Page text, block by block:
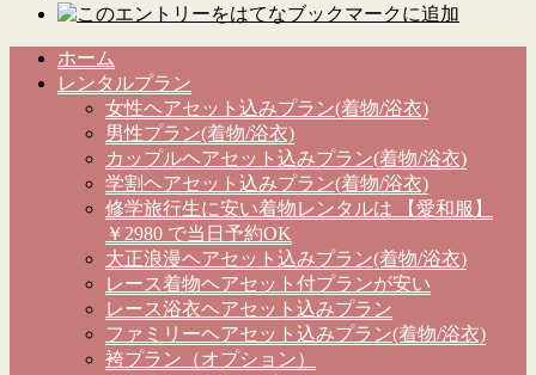
ホーム
レンタルプラン
女性ヘアセット込みプラン(着物/浴衣)
男性プラン(着物/浴衣)
カップルヘアセット込みプラン(着物/浴衣)
学割ヘアセット込みプラン(着物/浴衣)
修学旅行生に安い着物レンタルは 【愛和服】
￥2980 で当日予約OK
大正浪漫ヘアセット込みプラン(着物/浴衣)
レース着物ヘアセット付プランが安い
レース浴衣ヘアセット込みプラン
ファミリーヘアセット込みプラン(着物/浴衣)
袴プラン（オプション）